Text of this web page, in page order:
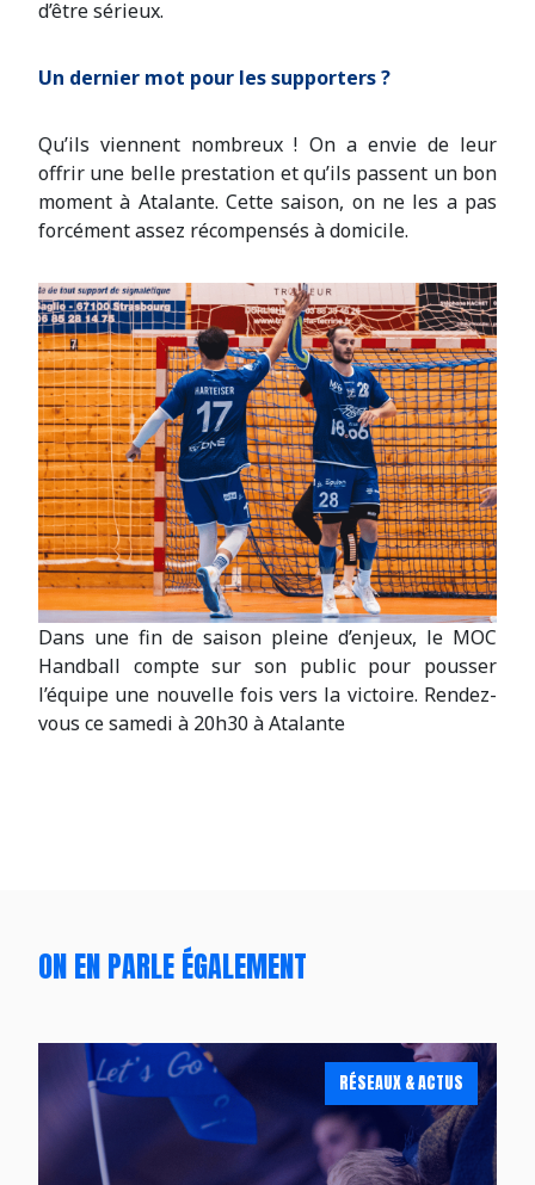
d’être sérieux.
Un dernier mot pour les supporters ?
Qu’ils viennent nombreux ! On a envie de leur
offrir une belle prestation et qu’ils passent un bon
moment à Atalante. Cette saison, on ne les a pas
forcément assez récompensés à domicile.
Dans une fin de saison pleine d’enjeux, le MOC
Handball compte sur son public pour pousser
l’équipe une nouvelle fois vers la victoire. Rendez-
vous ce samedi à 20h30 à Atalante
ON EN PARLE ÉGALEMENT
RÉSEAUX & ACTUS